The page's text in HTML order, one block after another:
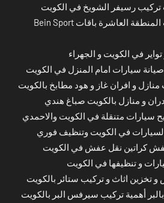
رسيفر الشويخ في الكويت
اشتراك بي ان سبورت المنطقة العاشرة باقات Bein Sport
في الكويت و الجهراء
سيارات امام المنزل في الكويت
و افران غاز و هود مطابخ بالكويت
و منازل بالكويت صباغ هندي
سيارات متنقلة في الكويت والاحمدي
في الكويت وتنظيف فوري
كراتين نقل عفش في الكويت
و تنظيفها في الكويت
اثاث و تركيب ستائر بالكويت
أهمية تركيب سيرفس البر بالكويت